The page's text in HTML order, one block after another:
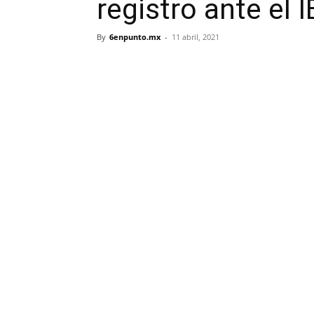
registro ante el
By 6enpunto.mx - 11 abril, 2021